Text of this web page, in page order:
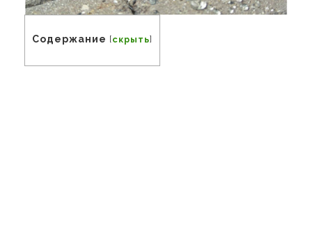
Содержание [скрыть]